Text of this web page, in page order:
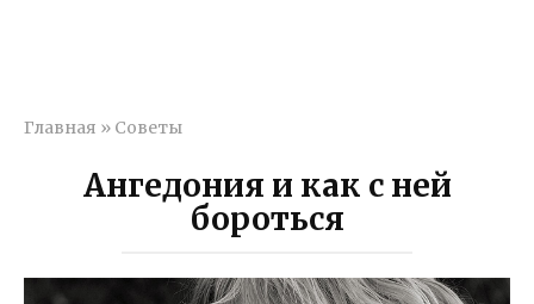
Главная » Советы
Ангедония и как с ней
бороться